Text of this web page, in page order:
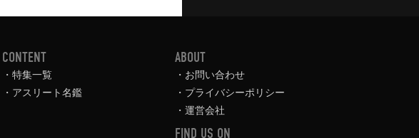
CONTENT
特集一覧
アスリート名鑑
ABOUT
お問い合わせ
プライバシーポリシー
運営会社
FIND US ON